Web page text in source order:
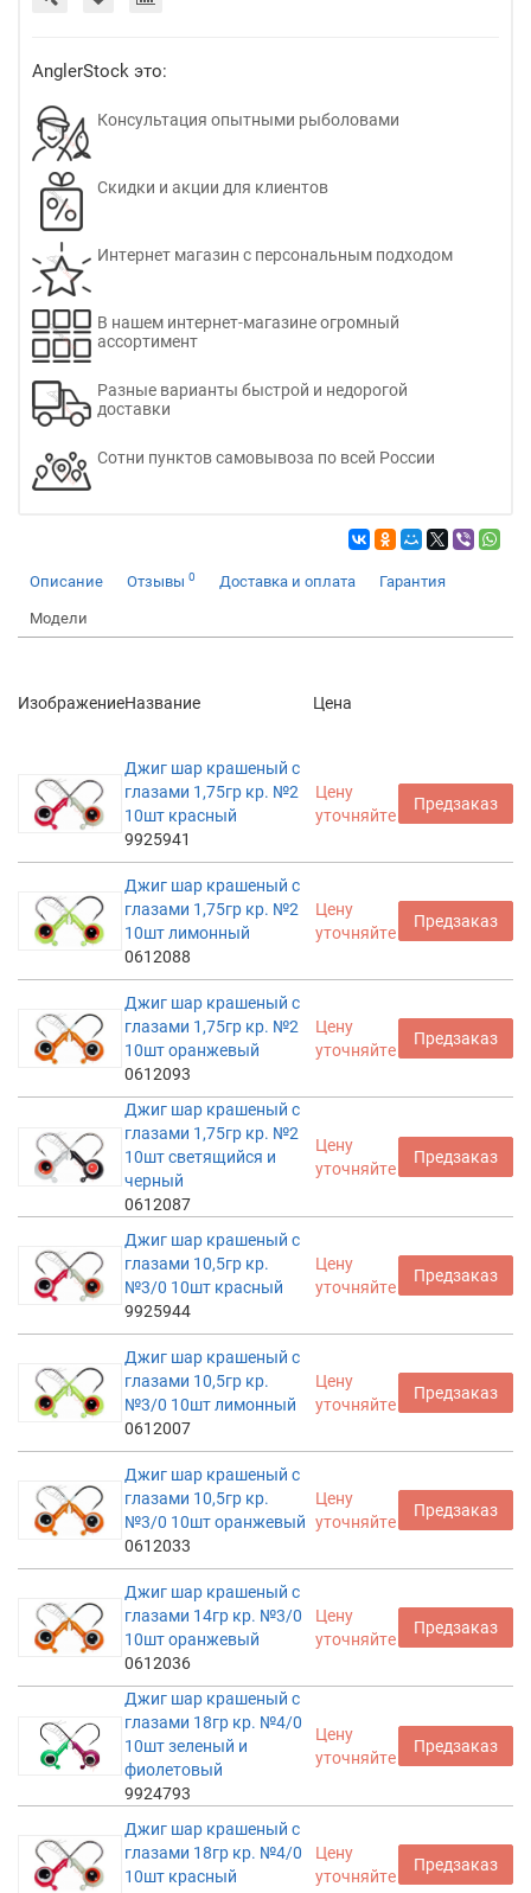
AnglerStock это:
Консультация опытными рыболовами
Скидки и акции для клиентов
Интернет магазин с персональным подходом
В нашем интернет-магазине огромный
ассортимент
Разные варианты быстрой и недорогой
доставки
Сотни пунктов самовывоза по всей России
Описание Отзывы 0 Доставка и оплата Гарантия
Модели
ИзображениеНазвание Цена
Джиг шар крашеный с
глазами 1,75гр кр. №2
10шт красный
9925941
Цену
уточняйте
Предзаказ
Джиг шар крашеный с
глазами 1,75гр кр. №2
10шт лимонный
0612088
Цену
уточняйте
Предзаказ
Джиг шар крашеный с
глазами 1,75гр кр. №2
10шт оранжевый
0612093
Цену
уточняйте
Предзаказ
Джиг шар крашеный с
глазами 1,75гр кр. №2
10шт светящийся и
черный
0612087
Цену
уточняйте
Предзаказ
Джиг шар крашеный с
глазами 10,5гр кр.
№3/0 10шт красный
9925944
Цену
уточняйте
Предзаказ
Джиг шар крашеный с
глазами 10,5гр кр.
№3/0 10шт лимонный
0612007
Цену
уточняйте
Предзаказ
Джиг шар крашеный с
глазами 10,5гр кр.
№3/0 10шт оранжевый
0612033
Цену
уточняйте
Предзаказ
Джиг шар крашеный с
глазами 14гр кр. №3/0
10шт оранжевый
0612036
Цену
уточняйте
Предзаказ
Джиг шар крашеный с
глазами 18гр кр. №4/0
10шт зеленый и
фиолетовый
9924793
Цену
уточняйте
Предзаказ
Джиг шар крашеный с
глазами 18гр кр. №4/0
10шт красный
Цену
уточняйте
Предзаказ